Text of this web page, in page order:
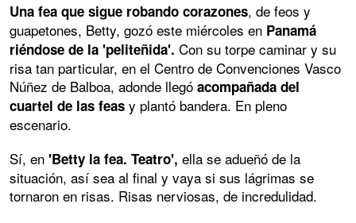
Una fea que sigue robando corazones, de feos y
guapetones, Betty, gozó este miércoles en Panamá
riéndose de la 'peliteñida'. Con su torpe caminar y su
risa tan particular, en el Centro de Convenciones Vasco
Núñez de Balboa, adonde llegó acompañada del
cuartel de las feas y plantó bandera. En pleno
escenario.
Sí, en 'Betty la fea. Teatro', ella se adueñó de la
situación, así sea al final y vaya si sus lágrimas se
tornaron en risas. Risas nerviosas, de incredulidad.